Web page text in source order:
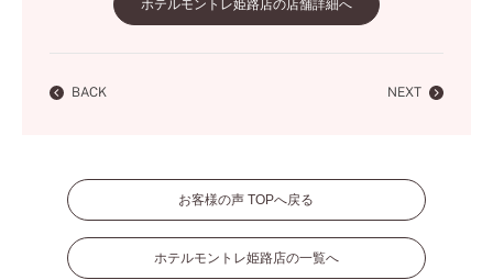
ホテルモントレ姫路店の店舗詳細へ
BACK NEXT
お客様の声 TOPへ戻る
ホテルモントレ姫路店の一覧へ